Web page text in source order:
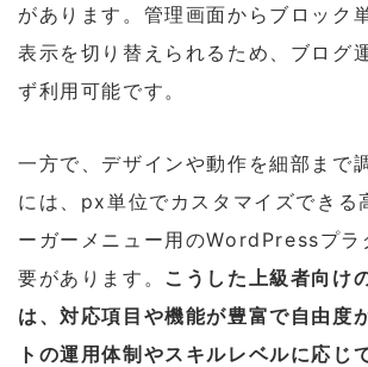
があります。管理画面からブロック
表示を切り替えられるため、ブログ
ず利用可能です。
一方で、デザインや動作を細部まで
には、px単位でカスタマイズできる
ーガーメニュー用のWordPressプラ
要があります。 こうした上級者向け
は、対応項目や機能が豊富で自由度
トの運用体制やスキルレベルに応じ